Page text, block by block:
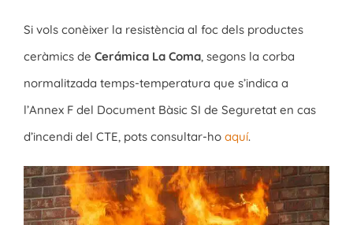
Si vols conèixer la resistència al foc dels productes
ceràmics de Cerámica La Coma, segons la corba
normalitzada temps-temperatura que s’indica a
l’Annex F del Document Bàsic SI de Seguretat en cas
d’incendi del CTE, pots consultar-ho aquí.